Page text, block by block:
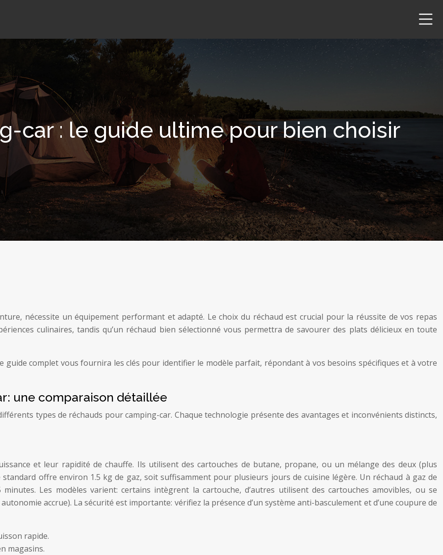
car : le guide ultime pour bien choisir
nécessite un équipement performant et adapté. Le choix du réchaud est crucial pour la réussite de vos repas
culinaires, tandis qu’un réchaud bien sélectionné vous permettra de savourer des plats délicieux en toute
guide complet vous fournira les clés pour identifier le modèle parfait, répondant à vos besoins spécifiques et à votre
une comparaison détaillée
types de réchauds pour camping-car. Chaque technologie présente des avantages et inconvénients distincts,
et leur rapidité de chauffe. Ils utilisent des cartouches de butane, propane, ou un mélange des deux (plus
offre environ 1.5 kg de gaz, soit suffisamment pour plusieurs jours de cuisine légère. Un réchaud à gaz de
Les modèles varient: certains intègrent la cartouche, d’autres utilisent des cartouches amovibles, ou se
accrue). La sécurité est importante: vérifiez la présence d’un système anti-basculement et d’une coupure de
rapide.
magasins.